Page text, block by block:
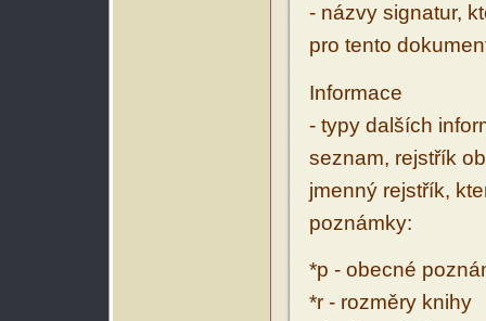
- názvy signatur,
pro tento
Informace
- typy dalších
seznam, rejstřík
jmenný rejstřík,
poznámky:
*p - obecné
*r - rozměry knihy